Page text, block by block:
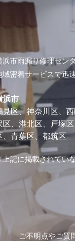
浜市雨漏り修理セン
域密着サービスで迅
浜市
見区、神奈川区、
区、港北区、戸塚
、青葉区、都筑区
記に掲載されてい
ご不明点やご質